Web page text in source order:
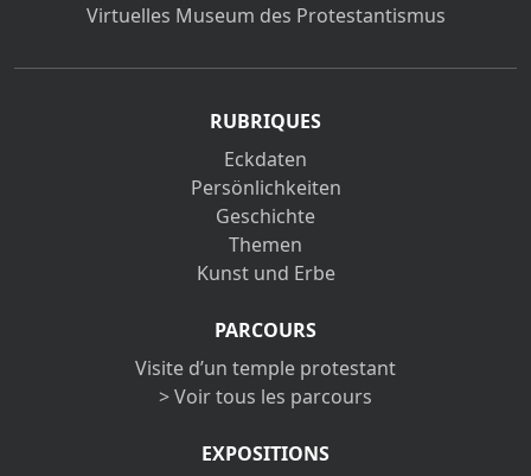
Virtuelles Museum des Protestantismus
RUBRIQUES
Eckdaten
Persönlichkeiten
Geschichte
Themen
Kunst und Erbe
PARCOURS
Visite d’un temple protestant
> Voir tous les parcours
EXPOSITIONS